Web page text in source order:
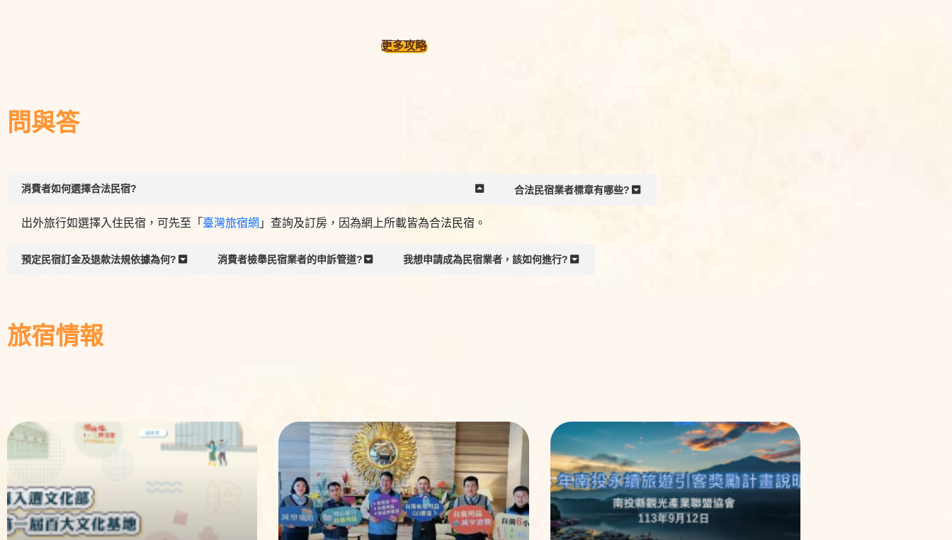
更多攻略
問與答
消費者如何選擇合法民宿?
出外旅行如選擇入住民宿，可先至「 臺灣旅宿網 」查詢及訂房，因為網上所載皆為合法民宿。
合法民宿業者標章有哪些?
預定民宿訂金及退款法規依據為何? 消費者檢舉民宿業者的申訴管道? 我想申請成為民宿業者，該如何進行?
旅宿情報